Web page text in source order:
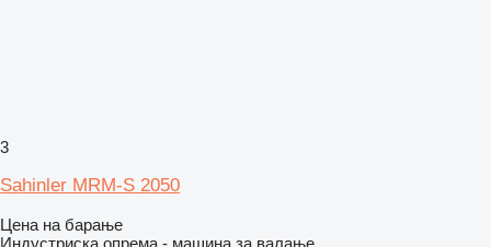
3
Sahinler MRM-S 2050
Цена на барање
Индустриска опрема - машина за валање